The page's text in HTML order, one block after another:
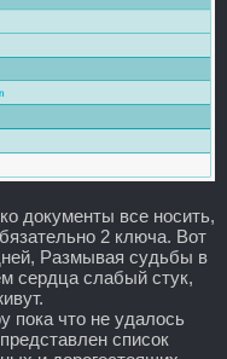
документы все носить,
2 ключа. Вот
Размывая судьбы в
сердца слабый стук,
пока что не удалось
список